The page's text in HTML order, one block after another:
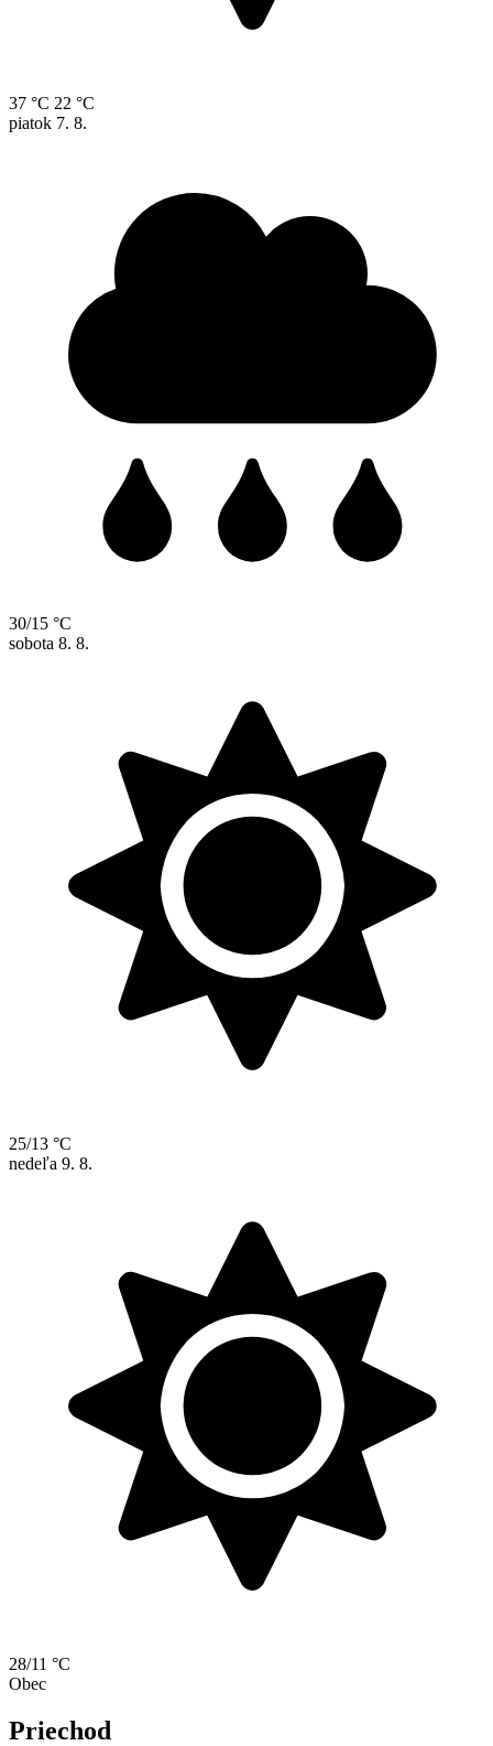
37 °C 22 °C
piatok 7. 8.
30/15 °C
sobota 8. 8.
25/13 °C
nedeľa 9. 8.
28/11 °C
Obec
Priechod